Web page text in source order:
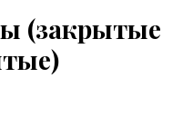
(закрытые